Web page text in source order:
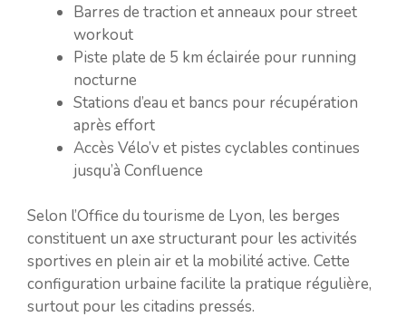
Barres de traction et anneaux pour street
workout
Piste plate de 5 km éclairée pour running
nocturne
Stations d’eau et bancs pour récupération
après effort
Accès Vélo’v et pistes cyclables continues
jusqu’à Confluence
Selon l’Office du tourisme de Lyon, les berges
constituent un axe structurant pour les activités
sportives en plein air et la mobilité active. Cette
configuration urbaine facilite la pratique régulière,
surtout pour les citadins pressés.